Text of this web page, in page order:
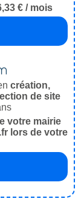
€ / mois
création,
de site
votre mairie
lors de votre